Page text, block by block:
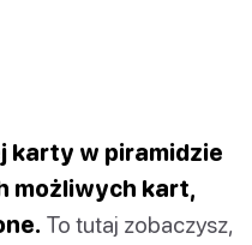
karty w piramidzie
możliwych kart,
To tutaj zobaczysz,